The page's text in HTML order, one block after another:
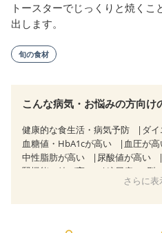
トースターでじっくりと焼くこ
出します。
旬の食材
こんな病気・お悩みの方向け
健康的な食生活・病気予防
ダイ
血糖値・HbA1cが高い
血圧が
中性脂肪が高い
尿酸値が高い
腎機能の値が高い
糖尿病（2型）
胆石症
さらに表